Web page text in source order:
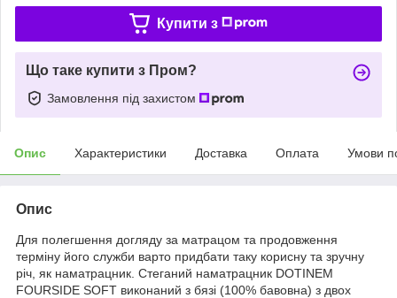
Купити з
Що таке купити з Пром?
Замовлення під захистом
Опис Характеристики Доставка Оплата Умови
Опис
Для полегшення догляду за матрацом та продовження
терміну його служби варто придбати таку корисну та зручну
річ, як наматрацник. Стеганий наматрацник DOTINEM
FOURSIDE SOFT виконаний з бязі (100% бавовна) з двох